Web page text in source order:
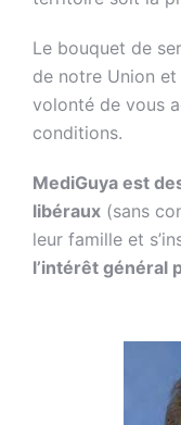
Le bouquet de
de notre Union
volonté de vous
conditions.
MediGuya est
libéraux (sans
leur famille et
l’intérêt général